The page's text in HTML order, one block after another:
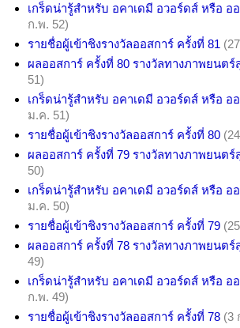
เกร็ดน่ารู้สำหรับ อคาเดมี อวอร์ดส์ หรือ อ
ก.พ. 52)
รายชื่อผู้เข้าชิงรางวัลออสการ์ ครั้งที่ 81
ผลออสการ์ ครั้งที่ 80 รางวัลทางภาพยนต
51)
เกร็ดน่ารู้สำหรับ อคาเดมี อวอร์ดส์ หรือ อ
ม.ค. 51)
รายชื่อผู้เข้าชิงรางวัลออสการ์ ครั้งที่ 80
ผลออสการ์ ครั้งที่ 79 รางวัลทางภาพยนต
50)
เกร็ดน่ารู้สำหรับ อคาเดมี อวอร์ดส์ หรือ อ
ม.ค. 50)
รายชื่อผู้เข้าชิงรางวัลออสการ์ ครั้งที่ 79
ผลออสการ์ ครั้งที่ 78 รางวัลทางภาพยนต
49)
เกร็ดน่ารู้สำหรับ อคาเดมี อวอร์ดส์ หรือ อ
ก.พ. 49)
รายชื่อผู้เข้าชิงรางวัลออสการ์ ครั้งที่ 78 (3